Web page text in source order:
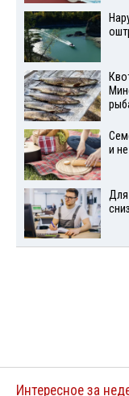
и
Интересное за